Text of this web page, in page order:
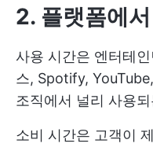
2. 플랫폼에
사용 시간은 엔터테
스, Spotify,
조직에서 널리 사용
소비 시간은 고객이